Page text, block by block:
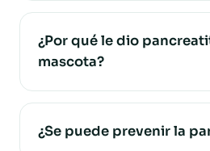
¿Por qué le dio
mascota?
¿Se puede prevenir la